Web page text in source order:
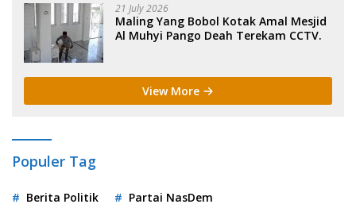
21 July 2026
Maling Yang Bobol Kotak Amal Mesjid
Al Muhyi Pango Deah Terekam CCTV.
View More
Populer Tag
Berita Politik Partai NasDem